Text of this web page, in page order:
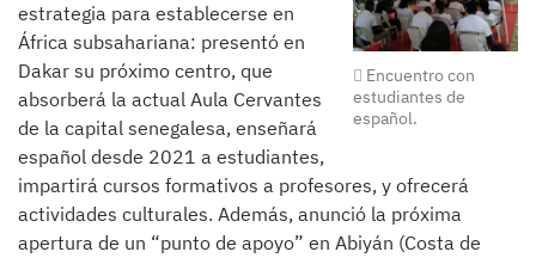
Encuentro con
estudiantes de
español.
estrategia para establecerse en
África subsahariana: presentó en
Dakar su próximo centro, que
absorberá la actual Aula Cervantes
de la capital senegalesa, enseñará
español desde 2021 a estudiantes,
impartirá cursos formativos a profesores, y ofrecerá
actividades culturales. Además, anunció la próxima
apertura de un “punto de apoyo” en Abiyán (Costa de